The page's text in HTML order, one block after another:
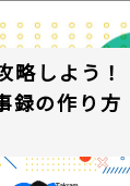
略しよう！
録の作り方